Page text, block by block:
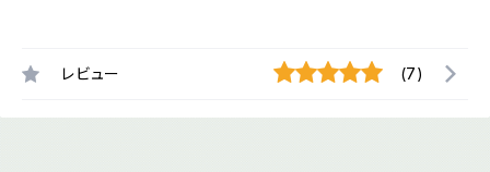
レビュー (7)